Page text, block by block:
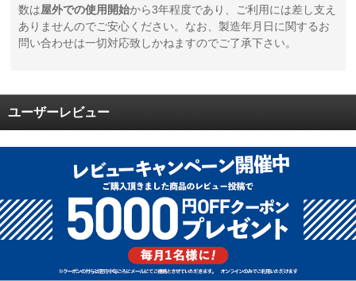
数は屋外での使用開始から3年程度であり、ご利用には差し支え
ありませんのでご安心ください。なお、製造年月日に関するお
問い合わせは一切対応致しかねますのでご了承下さい。
ユーザーレビュー